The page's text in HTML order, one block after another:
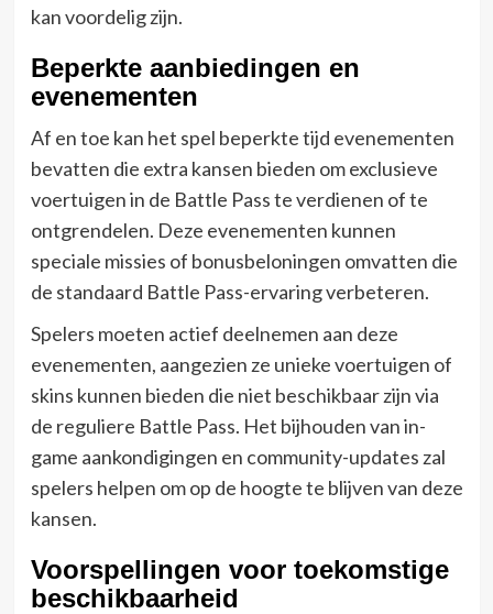
kan voordelig zijn.
Beperkte aanbiedingen en
evenementen
Af en toe kan het spel beperkte tijd evenementen
bevatten die extra kansen bieden om exclusieve
voertuigen in de Battle Pass te verdienen of te
ontgrendelen. Deze evenementen kunnen
speciale missies of bonusbeloningen omvatten die
de standaard Battle Pass-ervaring verbeteren.
Spelers moeten actief deelnemen aan deze
evenementen, aangezien ze unieke voertuigen of
skins kunnen bieden die niet beschikbaar zijn via
de reguliere Battle Pass. Het bijhouden van in-
game aankondigingen en community-updates zal
spelers helpen om op de hoogte te blijven van deze
kansen.
Voorspellingen voor toekomstige
beschikbaarheid